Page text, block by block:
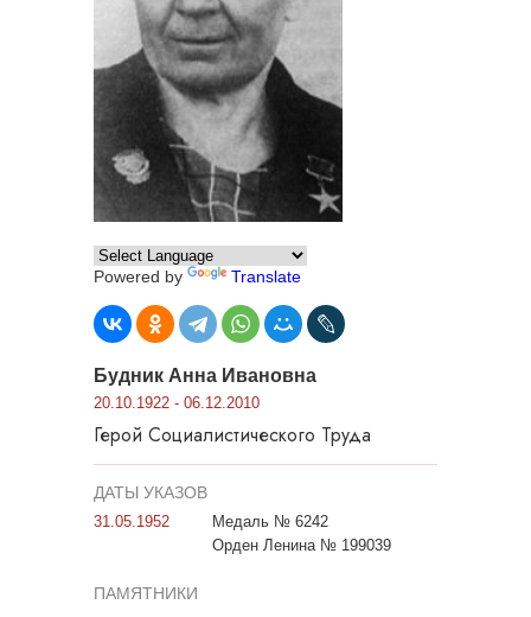
Powered by Translate
Будник Анна Ивановна
20.10.1922 - 06.12.2010
Герой Социалистического Труда
ДАТЫ УКАЗОВ
31.05.1952
Медаль № 6242
Орден Ленина № 199039
ПАМЯТНИКИ